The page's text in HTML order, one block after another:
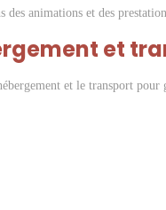
des animations et des
et
et le transport